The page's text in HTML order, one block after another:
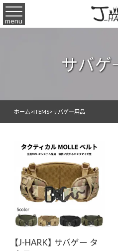
menu
サバ
ホーム>ITEMS>サバゲ―用品
【J-HARK】 サバゲー タ